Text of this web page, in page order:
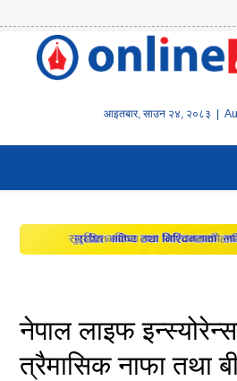
आइतबार, साउन २४, २०८३ |
होम
वित्त
इन्स्योरेन्स
पूँजीबजार
अटो
नेपाल लाइफ
त्रैमासिक नाफा तथा